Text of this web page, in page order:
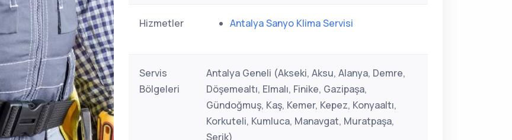
Hizmetler Antalya Sanyo Klima Servisi
Servis
Bölgeleri
Antalya Geneli (Akseki, Aksu, Alanya, Demre,
Döşemealtı, Elmalı, Finike, Gazipaşa,
Gündoğmuş, Kaş, Kemer, Kepez, Konyaaltı,
Korkuteli, Kumluca, Manavgat, Muratpaşa,
Serik)